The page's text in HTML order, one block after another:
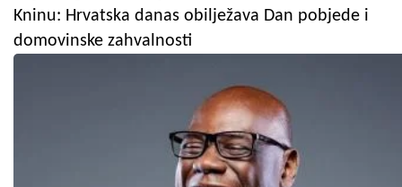
Kninu: Hrvatska danas obilježava Dan pobjede i
domovinske zahvalnosti